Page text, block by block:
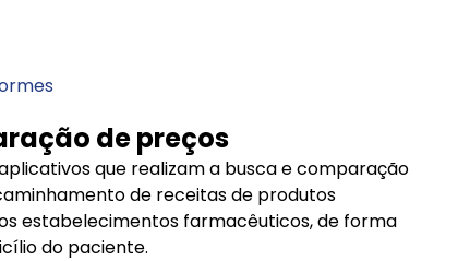
de preços
que realizam a busca e comparação
de receitas de produtos
estabelecimentos farmacêuticos, de forma
do paciente.